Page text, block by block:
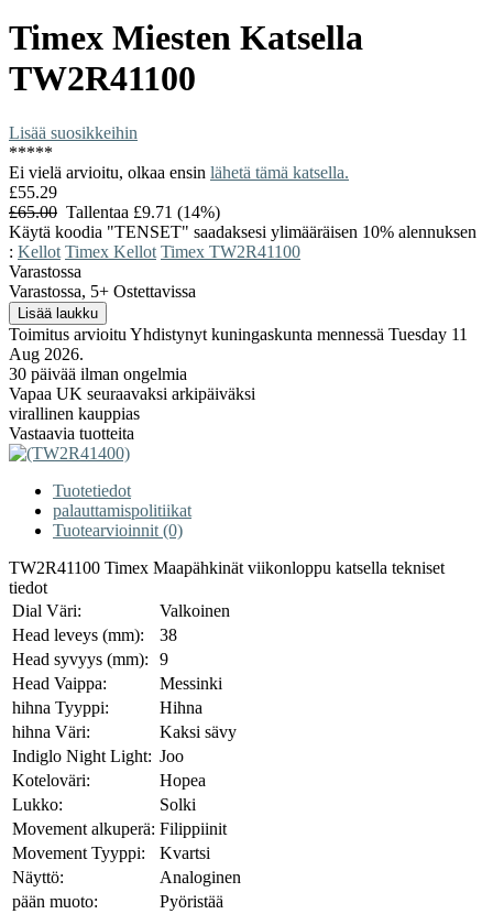
Timex Miesten Katsella
TW2R41100
Lisää suosikkeihin
*****
Ei vielä arvioitu, olkaa ensin lähetä tämä katsella.
£55.29
£65.00 Tallentaa £9.71 (14%)
Käytä koodia "TENSET" saadaksesi ylimääräisen 10% alennuksen
: Kellot Timex Kellot Timex TW2R41100
Varastossa
Varastossa, 5+ Ostettavissa
Toimitus arvioitu Yhdistynyt kuningaskunta mennessä Tuesday 11
Aug 2026.
30 päivää ilman ongelmia
Vapaa UK seuraavaksi arkipäiväksi
virallinen kauppias
Vastaavia tuotteita
Tuotetiedot
palauttamispolitiikat
Tuotearvioinnit (0)
TW2R41100 Timex Maapähkinät viikonloppu katsella tekniset
tiedot
Dial Väri:
Valkoinen
Head leveys (mm):
38
Head syvyys (mm):
9
Head Vaippa:
Messinki
hihna Tyyppi:
Hihna
hihna Väri:
Kaksi sävy
Indiglo Night Light: Joo
Koteloväri:
Hopea
Lukko:
Solki
Movement alkuperä: Filippiinit
Movement Tyyppi:
Kvartsi
Näyttö:
Analoginen
pään muoto:
Pyöristää